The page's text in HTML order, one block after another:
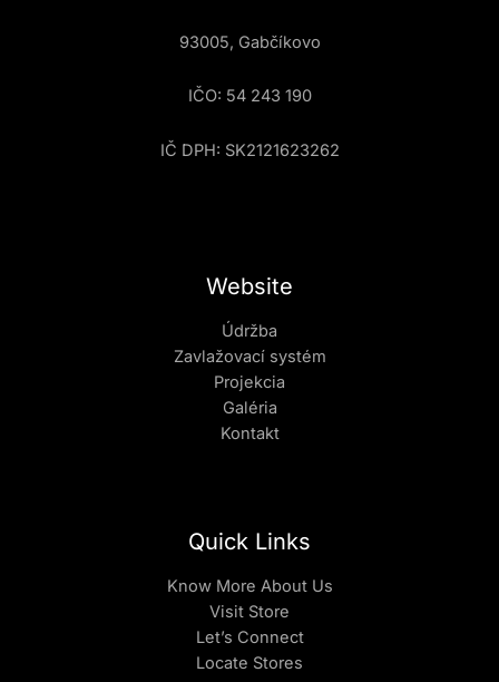
93005, Gabčíkovo
IČO: 54 243 190
IČ DPH: SK2121623262
Website
Údržba
Zavlažovací systém
Projekcia
Galéria
Kontakt
Quick Links
Know More About Us
Visit Store
Let’s Connect
Locate Stores